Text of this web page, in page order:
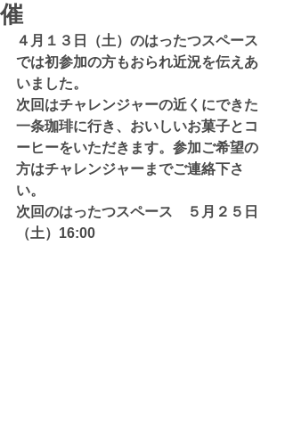
催
４月１３日（土）のはったつスペース
では初参加の方もおられ近況を伝えあ
いました。
次回はチャレンジャーの近くにできた
一条珈琲に行き、おいしいお菓子とコ
ーヒーをいただきます。参加ご希望の
方はチャレンジャーまでご連絡下さ
い。
次回のはったつスペース　５月２５日
（土）16:00